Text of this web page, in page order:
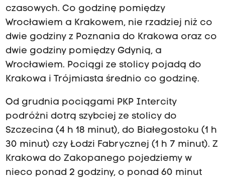
czasowych. Co godzinę pomiędzy
Wrocławiem a Krakowem, nie rzadziej niż co
dwie godziny z Poznania do Krakowa oraz co
dwie godziny pomiędzy Gdynią, a
Wrocławiem. Pociągi ze stolicy pojadą do
Krakowa i Trójmiasta średnio co godzinę.
Od grudnia pociągami PKP Intercity
podróżni dotrą szybciej ze stolicy do
Szczecina (4 h 18 minut), do Białegostoku (1 h
30 minut) czy Łodzi Fabrycznej (1 h 7 minut). Z
Krakowa do Zakopanego pojedziemy w
nieco ponad 2 godziny, o ponad 60 minut